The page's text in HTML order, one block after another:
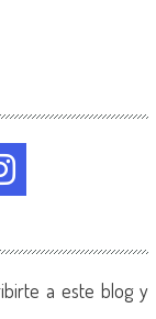
a este blog y